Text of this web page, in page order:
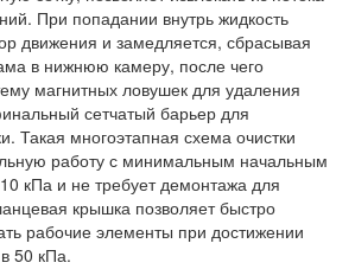
При попадании внутрь жидкость
движения и замедляется, сбрасывая
в нижнюю камеру, после чего
магнитных ловушек для удаления
сетчатый барьер для
Такая многоэтапная схема очистки
работу с минимальным начальным
кПа и не требует демонтажа для
крышка позволяет быстро
рабочие элементы при достижении
50 кПа.